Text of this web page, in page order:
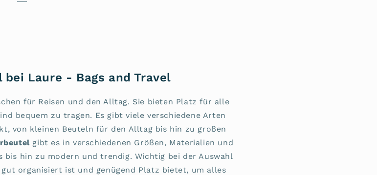
Laure - Bags and Travel
für Reisen und den Alltag. Sie bieten Platz für alle
bequem zu tragen. Es gibt viele verschiedene Arten
von kleinen Beuteln für den Alltag bis hin zu großen
gibt es in verschiedenen Größen, Materialien und
bis hin zu modern und trendig. Wichtig bei der Auswahl
gut organisiert ist und genügend Platz bietet, um alles